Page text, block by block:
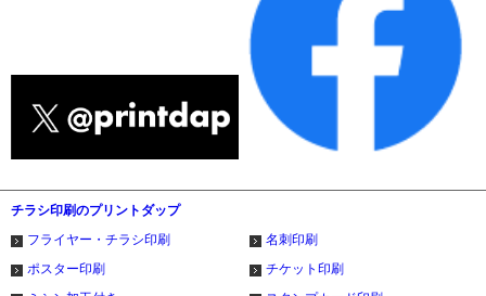
チラシ印刷のプリントダップ
フライヤー・チラシ印刷
ポスター印刷
名刺印刷
チケット印刷